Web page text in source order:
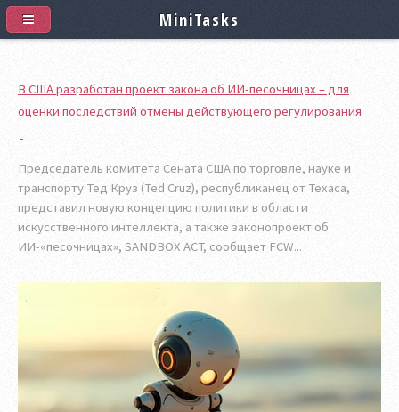
В США разработан проект закона об ИИ-песочницах – для
оценки последствий отмены действующего регулирования
Председатель комитета Сената США по торговле, науке и
транспорту Тед Круз (Ted Cruz), республиканец от Техаса,
представил новую концепцию политики в области
искусственного интеллекта, а также законопроект об
ИИ-«песочницах», SANDBOX ACT, сообщает FCW...
MiniTasks